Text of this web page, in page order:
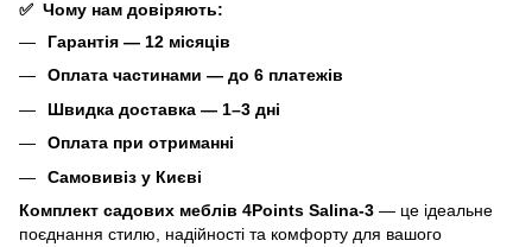
✅ Чому нам довіряють:
Гарантія — 12 місяців
Оплата частинами — до 6 платежів
Швидка доставка — 1–3 дні
Оплата при отриманні
Самовивіз у Києві
Комплект садових меблів 4Points Salina-3 — це ідеальне
поєднання стилю, надійності та комфорту для вашого